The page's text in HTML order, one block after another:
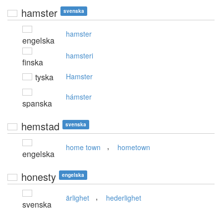
hamster svenska
engelska
hamster
finska
hamsteri
tyska Hamster
spanska
hámster
hemstad svenska
engelska
home town , hometown
honesty engelska
svenska
ärlighet , hederlighet